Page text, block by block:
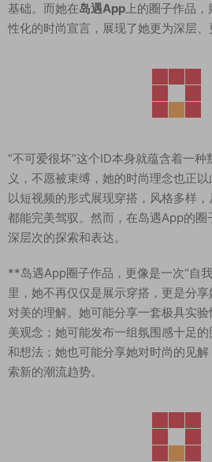
基础。而她在岛遇App上的圈子作品
性化的时尚宣言，展现了她更为深层、
“不可爱很坏”这个ID本身就蕴含着一
义，不愿被束缚，她的时尚理念也正
以短视频的形式展现穿搭，风格多样，
都能完美驾驭。然而，在岛遇App的圈
深层次的探索和表达。
**岛遇App圈子作品，更像是一次“自
里，她不再仅仅是展示穿搭，更是分
对美的理解。她可能分享一套极具实
美观念；她可能发布一组氛围感十足
和想法；她也可能分享她对时尚的见
索新的潮流趋势。